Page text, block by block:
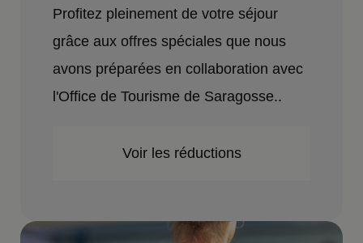
Profitez pleinement de votre séjour
grâce aux offres spéciales que nous
avons préparées en collaboration avec
l'Office de Tourisme de Saragosse..
Voir les réductions